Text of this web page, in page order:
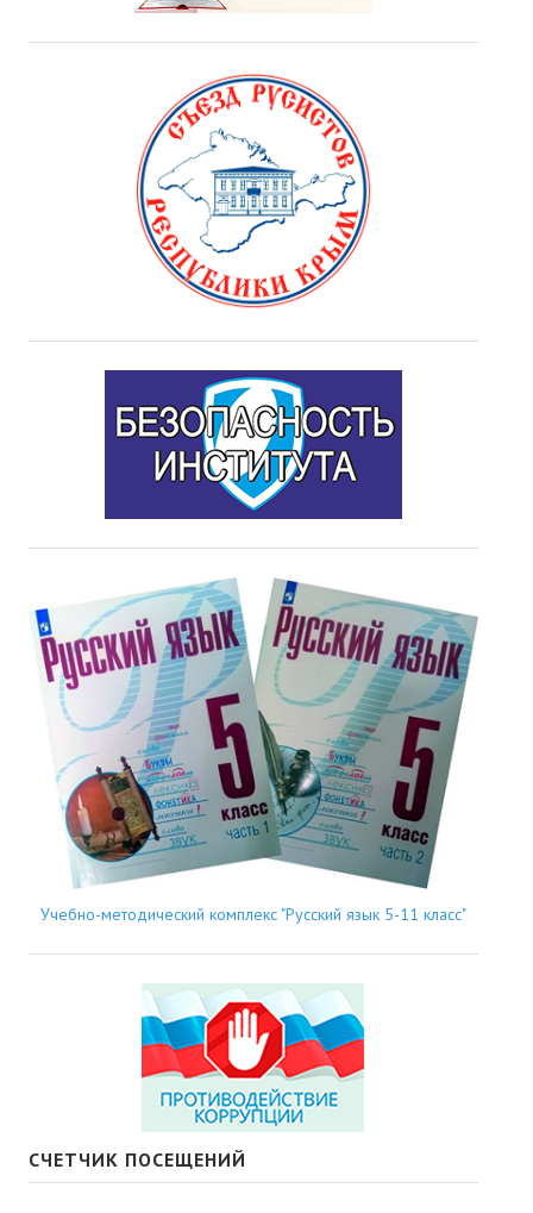
Учебно-методический комплекс "Русский язык 5-11 класс"
СЧЕТЧИК ПОСЕЩЕНИЙ